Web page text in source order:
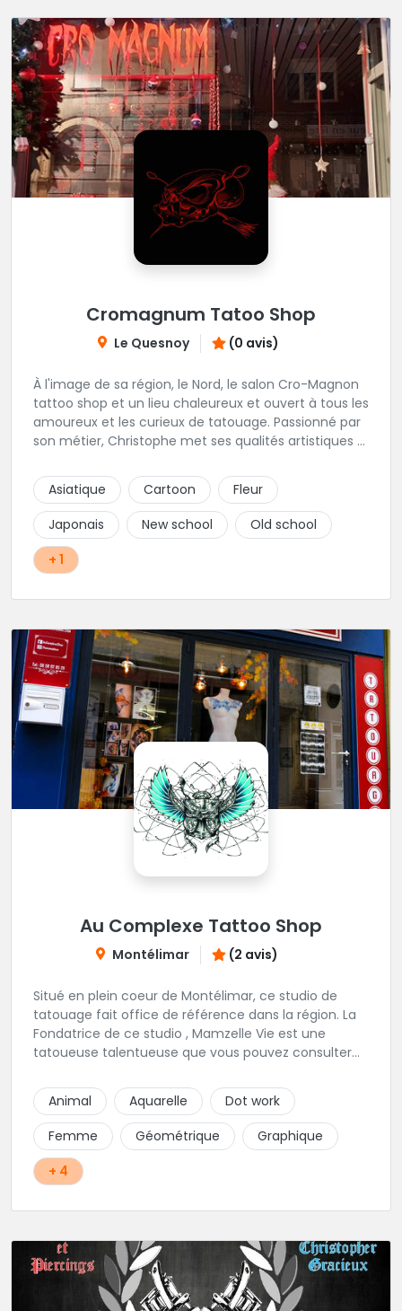
Cromagnum Tatoo Shop
Le Quesnoy (0 avis)
À l'image de sa région, le Nord, le salon Cro-Magnon
tattoo shop et un lieu chaleureux et ouvert à tous les
amoureux et les curieux de tatouage. Passionné par
son métier, Christophe met ses qualités artistiques à
Asiatique
Cartoon
Fleur
Japonais
New school
Old school
+ 1
Au Complexe Tattoo Shop
Montélimar (2 avis)
Situé en plein coeur de Montélimar, ce studio de
tatouage fait office de référence dans la région. La
Fondatrice de ce studio , Mamzelle Vie est une
tatoueuse talentueuse que vous pouvez consulter
Animal
Aquarelle
Dot work
Femme
Géométrique
Graphique
+ 4